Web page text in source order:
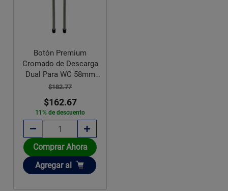
Botón Premium
Cromado de Descarga
Dual Para WC 58mm
Fluidmaster
$182.77
$162.67
11% de descuento
Comprar Ahora
Añadir
Agregar al